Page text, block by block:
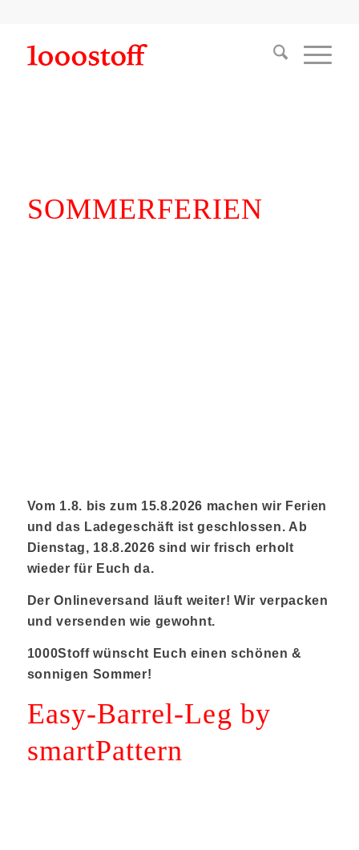
SOMMERFERIEN
Vom 1.8. bis zum 15.8.2026 machen wir Ferien
und das Ladegeschäft ist geschlossen. Ab
Dienstag, 18.8.2026 sind wir frisch erholt
wieder für Euch da.
Der Onlineversand läuft weiter! Wir verpacken
und versenden wie gewohnt.
1000Stoff wünscht Euch einen schönen &
sonnigen Sommer!
Easy-Barrel-Leg by
smartPattern